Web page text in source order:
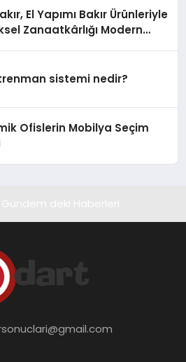
El Yapımı Bakır Ürünleriyle
Zanaatkârlığı Modern
sistemi nedir?
Ofislerin Mobilya Seçim